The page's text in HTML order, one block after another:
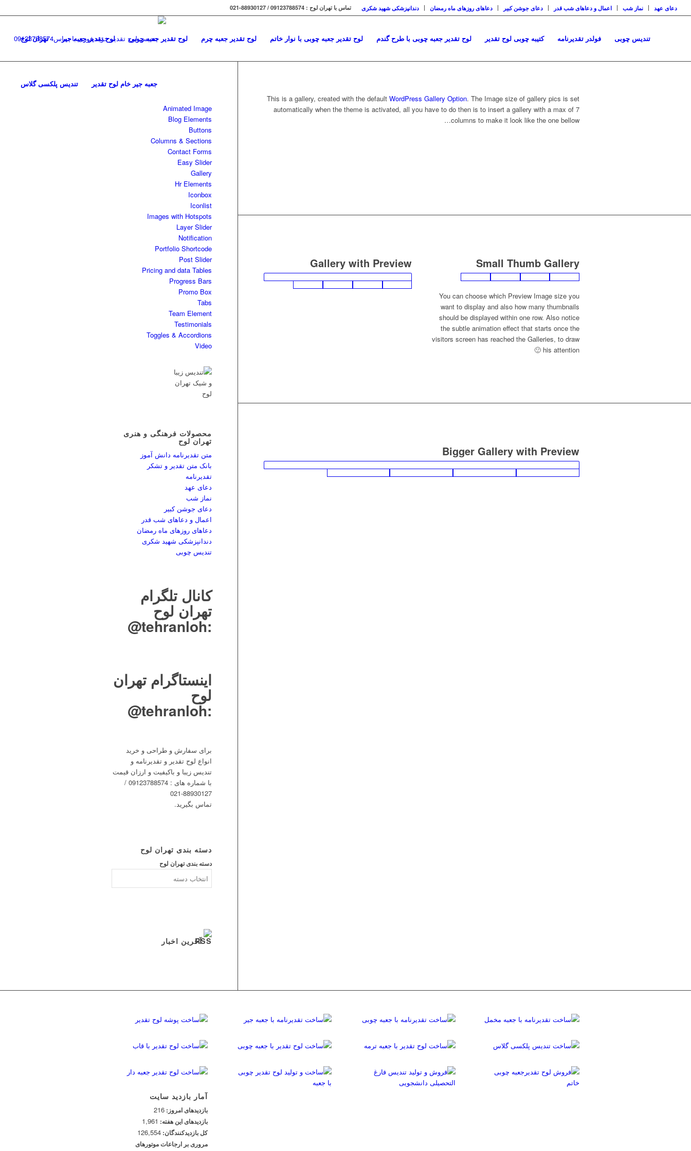
دندانپزشکی شهید شکری دعاهای روزهای ماه رمضان دعای جوشن کبیر اعمال و دعاهای شب قدر نماز شب دعای عهد تماس با تهران لوح : 09123788574 / 88930127-021
تهران لوح لوح تقدیر جعبه جیر لوح تقدیر جعبه چوبی لوح تقدیر جعبه چرم لوح تقدیر جعبه چوبی با نوار خاتم لوح تقدیر جعبه چوبی با طرح گندم کتیبه چوبی لوح تقدیر فولدر تقدیرنامه تندیس چوبی
تندیس پلکسی گلاس
جعبه جیر خام لوح تقدیر
This is a gallery, created with the default WordPress Gallery Option. The Image size of gallery pics is set
automatically when the theme is activated, all you have to do then is to insert a gallery with a max of 7
columns to make it look like the one bellow…
Gallery with Preview Small Thumb Gallery
You can choose which Preview Image size you
want to display and also how many thumbnails
should be displayed within one row. Also notice
the subtle animation effect that starts once the
visitors screen has reached the Galleries, to draw
his attention 🙂
Bigger Gallery with Preview
Animated Image
Blog Elements
Buttons
Columns & Sections
Contact Forms
Easy Slider
Gallery
Hr Elements
Iconbox
Iconlist
Images with Hotspots
Layer Slider
Notification
Portfolio Shortcode
Post Slider
Pricing and data Tables
Progress Bars
Promo Box
Tabs
Team Element
Testimonials
Toggles & Accordions
Video
محصولات فرهنگی و هنری
تهران لوح
متن تقدیرنامه دانش آموز
بانک متن تقدیر و تشکر
تقدیرنامه
دعای عهد
نماز شب
دعای جوشن کبیر
اعمال و دعاهای شب قدر
دعاهای روزهای ماه رمضان
دندانپزشکی شهید شکری
تندیس چوبی
کانال تلگرام
تهران لوح
:
tehranloh@
اینستاگرام تهران
لوح
:
tehranloh@
برای سفارش و طراحی و خرید
انواع لوح تقدیر و تقدیرنامه و
تندیس زیبا و باکیفیت و ارزان قیمت
با شماره های : 09123788574 /
88930127-021
تماس بگیرید.
دسته بندی تهران لوح
دسته بندی تهران لوح
آخرین اخبار
آمار بازدید سایت
بازدیدهای امروز:216
بازدیدهای این هفته: 1,961
کل بازدیدکنند‌گان:126,554
مروری بر ارجاعات موتورهای